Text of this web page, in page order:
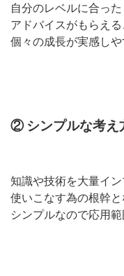
自分のレベルに合った
アドバイスがもらえる
個々の成長が実感し
② シンプルな考え
知識や技術を大量イ
使いこなす為の根幹と
シンプルなので応用